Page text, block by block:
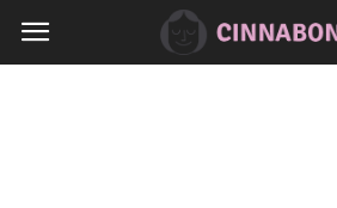
Cinnabon.pl